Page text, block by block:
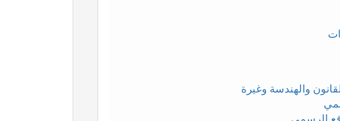
والهندسة وغيرة
الرسمي